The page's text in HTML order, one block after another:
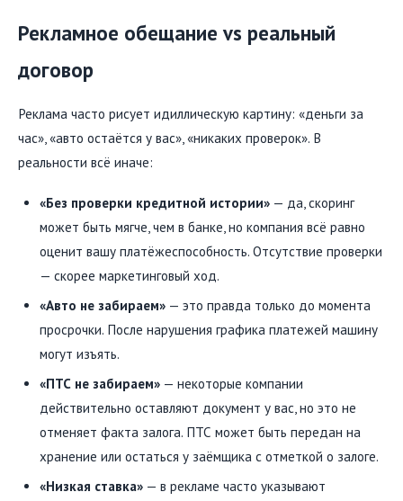
Рекламное обещание vs реальный
договор
Реклама часто рисует идиллическую картину: «деньги за
час», «авто остаётся у вас», «никаких проверок». В
реальности всё иначе:
«Без проверки кредитной истории» — да, скоринг
может быть мягче, чем в банке, но компания всё равно
оценит вашу платёжеспособность. Отсутствие проверки
— скорее маркетинговый ход.
«Авто не забираем» — это правда только до момента
просрочки. После нарушения графика платежей машину
могут изъять.
«ПТС не забираем» — некоторые компании
действительно оставляют документ у вас, но это не
отменяет факта залога. ПТС может быть передан на
хранение или остаться у заёмщика с отметкой о залоге.
«Низкая ставка» — в рекламе часто указывают